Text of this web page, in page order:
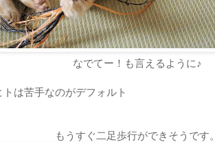
なでてー！も言えるように♪
は苦手なのがデフォルト
もうすぐ二足歩行ができそうです。